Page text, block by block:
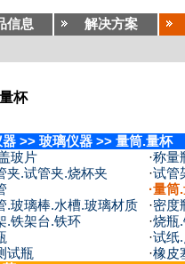
信息 解决方案
杯
器 >> 玻璃仪器 >> 量筒.量杯
玻片 ·称量
夹.试管夹.烧杯夹 ·试管
·量筒
.玻璃棒.水槽.玻璃材质 ·密度
.铁架台.铁环 ·烧瓶
·试纸
试瓶 ·橡皮